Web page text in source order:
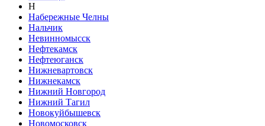
Н
Набережные Челны
Нальчик
Невинномысск
Нефтекамск
Нефтеюганск
Нижневартовск
Нижнекамск
Нижний Новгород
Нижний Тагил
Новокуйбышевск
Новомосковск